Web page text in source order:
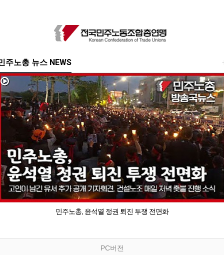
주노총 뉴스 NEWS
민주노총, 윤석열 정권 퇴진 투쟁 전면화
PC버전